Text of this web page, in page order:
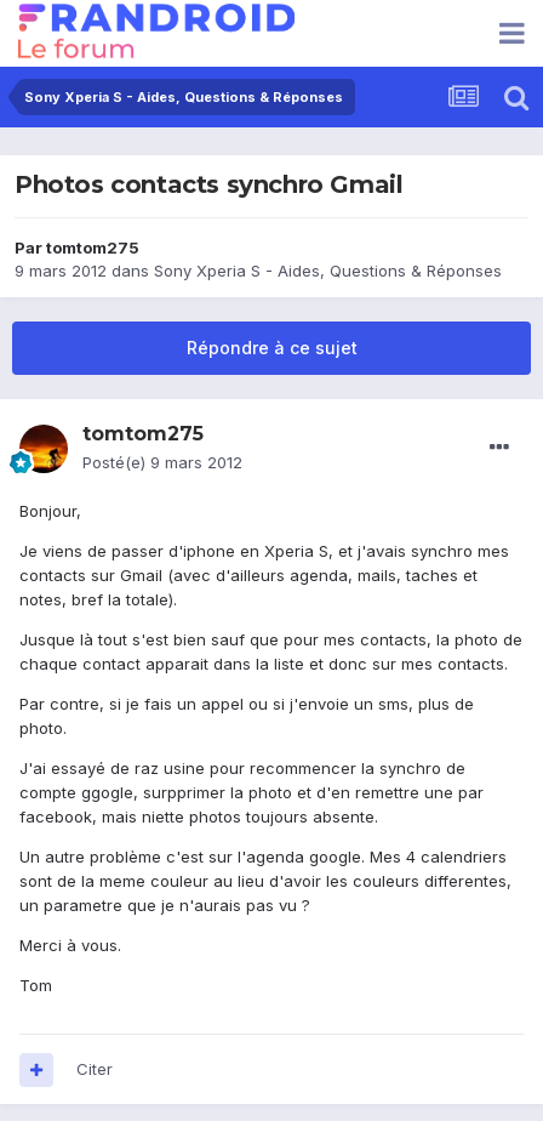
Sony Xperia S - Aides, Questions & Réponses
Photos contacts synchro Gmail
Partomtom275
9 mars 2012 dans Sony Xperia S - Aides, Questions & Réponses
Répondre à ce sujet
tomtom275
Posté(e) 9 mars 2012
Bonjour,
Je viens de passer d'iphone en Xperia S, et j'avais synchro mes
contacts sur Gmail (avec d'ailleurs agenda, mails, taches et
notes, bref la totale).
Jusque là tout s'est bien sauf que pour mes contacts, la photo de
chaque contact apparait dans la liste et donc sur mes contacts.
Par contre, si je fais un appel ou si j'envoie un sms, plus de
photo.
J'ai essayé de raz usine pour recommencer la synchro de
compte ggogle, surpprimer la photo et d'en remettre une par
facebook, mais niette photos toujours absente.
Un autre problème c'est sur l'agenda google. Mes 4 calendriers
sont de la meme couleur au lieu d'avoir les couleurs differentes,
un parametre que je n'aurais pas vu ?
Merci à vous.
Tom
Citer